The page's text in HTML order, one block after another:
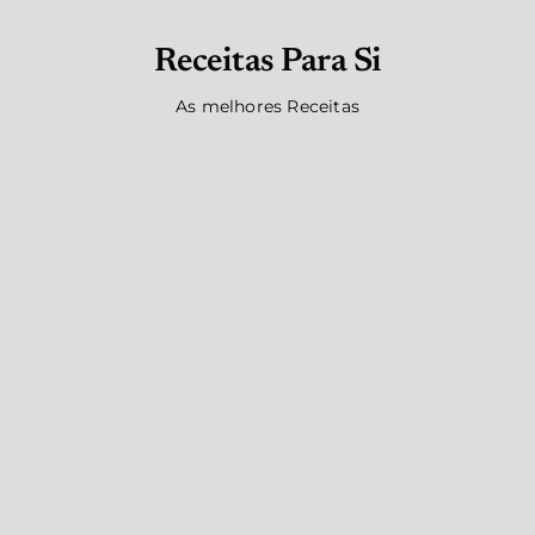
Receitas Para Si
As melhores Receitas